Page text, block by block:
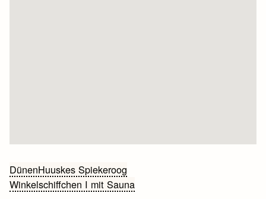
Bericht
navigatie
DünenHuuskes Spiekeroog
Winkelschiffchen I mit Sauna